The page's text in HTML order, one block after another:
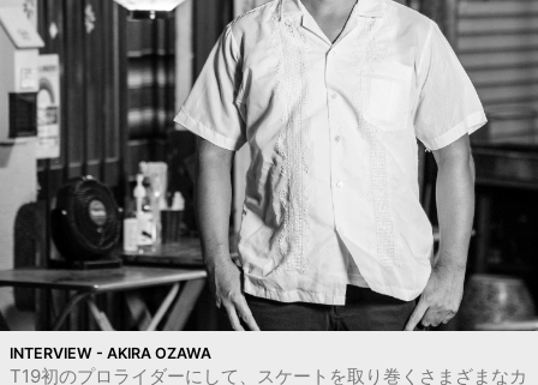
INTERVIEW - AKIRA OZAWA
T19初のプロライダーにして、スケートを取り巻くさまざまなカ